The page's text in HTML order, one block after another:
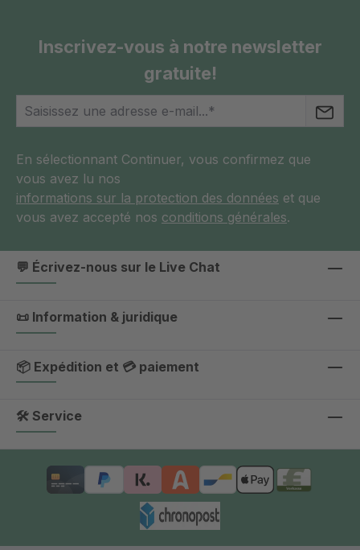
Inscrivez-vous à notre newsletter
gratuite!
En sélectionnant Continuer, vous confirmez que
vous avez lu nos
informations sur la protection des données et que
vous avez accepté nos conditions générales.
💬 Écrivez-nous sur le Live Chat
📜 Information & juridique
📦 Expédition et 💳 paiement
🛠 Service